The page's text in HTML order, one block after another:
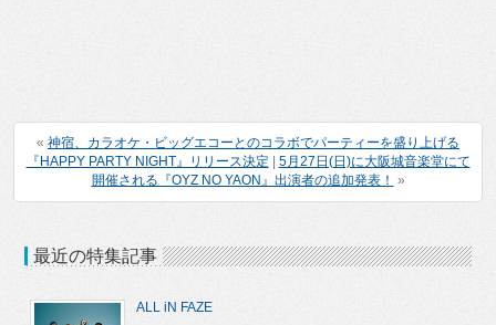
« 神宿、カラオケ・ビッグエコーとのコラボでパーティーを盛り上げる
『HAPPY PARTY NIGHT』リリース決定
5月27日(日)に大阪城音楽堂にて
開催される『OYZ NO YAON』出演者の追加発表！ »
最近の特集記事
ALL iN FAZE